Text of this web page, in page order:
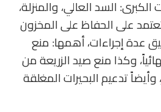
الكبرى: السد العالي، والمنزلة،
على الحفاظ على المخزون
عدة إجراءات، أهمها: منع
وكذا منع صيد الزريعة من
وأيضاً تدعيم البحيرات المغلقة